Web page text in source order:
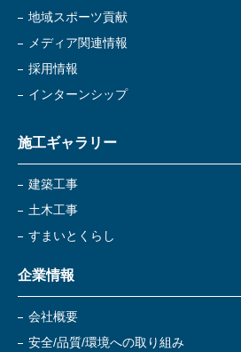
地域スポーツ貢献
メディア関連情報
採用情報
インターンシップ
施工ギャラリー
建築工事
土木工事
すまいとくらし
企業情報
会社概要
安全/品質/環境への取り組み